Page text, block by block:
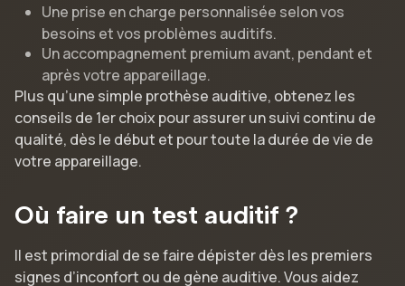
Une prise en charge personnalisée selon vos
besoins et vos problèmes auditifs.
Un accompagnement premium avant, pendant et
après votre appareillage.
Plus qu’une simple prothèse auditive, obtenez les
conseils de 1er choix pour assurer un suivi continu de
qualité, dès le début et pour toute la durée de vie de
votre appareillage.
Où faire un test auditif ?
Il est primordial de se faire dépister dès les premiers
signes d’inconfort ou de gène auditive. Vous aidez